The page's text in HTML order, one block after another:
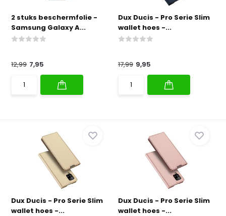
2 stuks beschermfolie -
Samsung Galaxy A...
12,99 7,95
Dux Ducis - Pro Serie Slim
wallet hoes -...
17,99 9,95
Dux Ducis - Pro Serie Slim
wallet hoes -...
Dux Ducis - Pro Serie Slim
wallet hoes -...